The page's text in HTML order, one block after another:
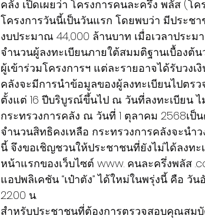
คลัง เปิดเผยว่า โครงการคนละครึ่ง พลัส (โ
โครงการวันนี้เป็นวันแรก โดยพบว่า มีประช
งบประมาณ 44,000 ล้านบาท เมื่อเวลาประม
จำนวนผู้ลงทะเบียนภายใต้สมมติฐานเบื้องต้น
ผู้เข้าร่วมโครงการฯ แต่ละรายอาจได้รับวง
คลังจะมีการนำข้อมูลของผู้ลงทะเบียนไปตร
ตั้งแต่ 16 ปีบริบูรณ์ขึ้นไป ณ วันที่ลงทะเบียน
กระทรวงการคลัง ณ วันที่ 1 ตุลาคม 2568เ
จำนวนสิทธิคงเหลือ กระทรวงการคลังจะนำ
นี้ จึงขอเชิญชวนให้ประชาชนที่ยังไม่ได้ลงทะ
หน้าแรกของเว็บไซต์ www. คนละครึ่งพลัส
แอปพลิเคชัน “เป๋าตัง” ได้ใหม่ในพรุ่งนี้ คือ วั
22.00 น.
สำหรับประชาชนที่ต้องการตรวจสอบคุณสม